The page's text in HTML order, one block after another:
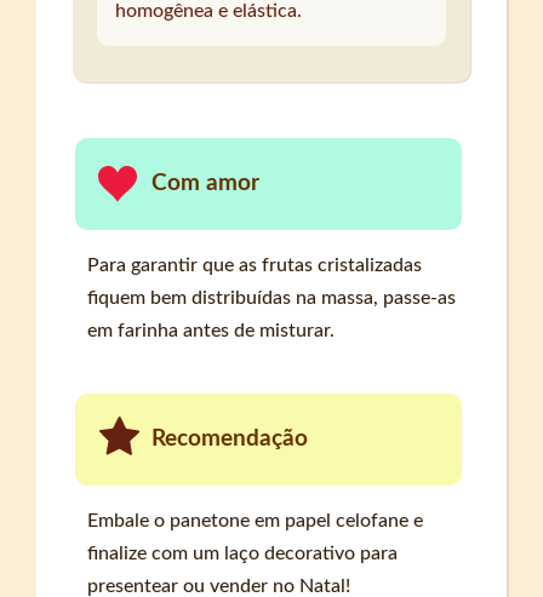
homogênea e elástica.
Com amor
Para garantir que as frutas cristalizadas
fiquem bem distribuídas na massa, passe-as
em farinha antes de misturar.
Recomendação
Embale o panetone em papel celofane e
finalize com um laço decorativo para
presentear ou vender no Natal!